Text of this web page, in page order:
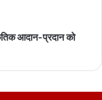
आदान-प्रदान को